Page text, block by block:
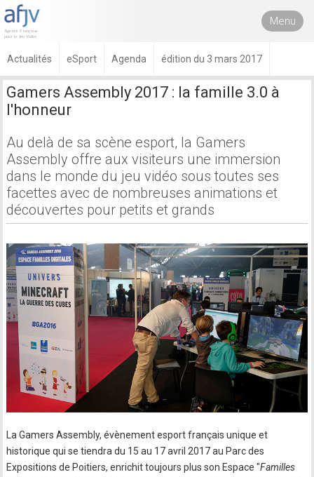
Menu
Actualités eSport Agenda édition du 3 mars 2017
Gamers Assembly 2017 : la famille 3.0 à
l'honneur
Au delà de sa scène esport, la Gamers
Assembly offre aux visiteurs une immersion
dans le monde du jeu vidéo sous toutes ses
facettes avec de nombreuses animations et
découvertes pour petits et grands
La Gamers Assembly, évènement esport français unique et
historique qui se tiendra du 15 au 17 avril 2017 au Parc des
Expositions de Poitiers, enrichit toujours plus son Espace "Familles